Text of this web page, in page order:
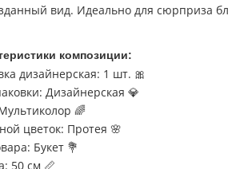
вид. Идеально для сюрприза
композиции:
дизайнерская: 1 шт. 🎀
Дизайнерская 💎
🌈
цветок: Протея 🌸
Букет 💐
50 см 📏